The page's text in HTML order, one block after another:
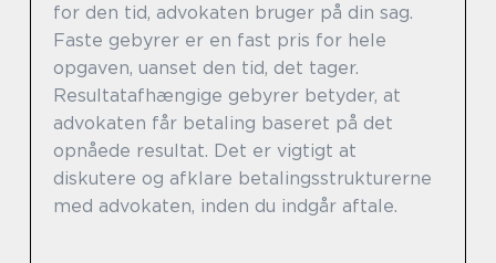
for den tid, advokaten bruger på din sag.
Faste gebyrer er en fast pris for hele
opgaven, uanset den tid, det tager.
Resultatafhængige gebyrer betyder, at
advokaten får betaling baseret på det
opnåede resultat. Det er vigtigt at
diskutere og afklare betalingsstrukturerne
med advokaten, inden du indgår aftale.